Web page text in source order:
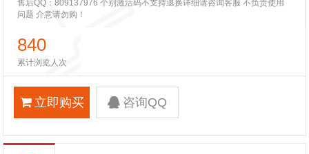
售后QQ：809137976 个别激活码不支持退换详细请咨询客服 不负责使用
问题 介意请勿购！
840
累计浏览人次
立即购买 咨询QQ